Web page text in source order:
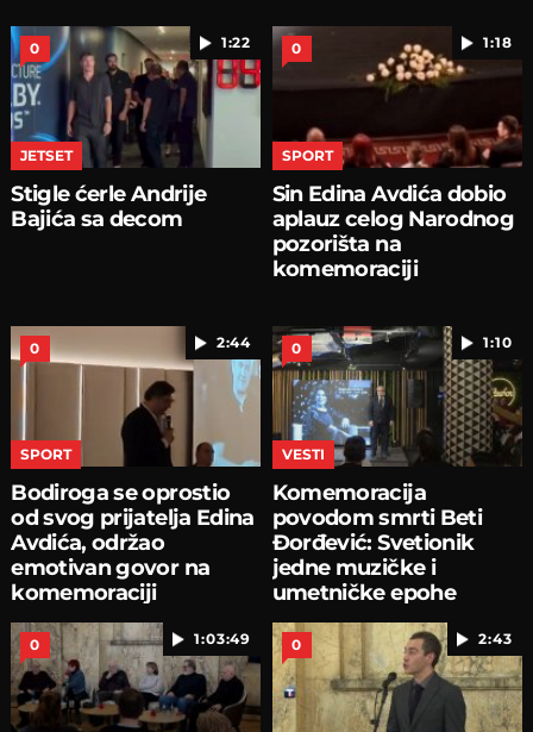
1:22
0
JETSET
Stigle ćerle Andrije
Bajića sa decom
1:18
0
SPORT
Sin Edina Avdića dobio
aplauz celog Narodnog
pozorišta na
komemoraciji
2:44
0
SPORT
Bodiroga se oprostio
od svog prijatelja Edina
Avdića, održao
emotivan govor na
komemoraciji
1:10
0
VESTI
Komemoracija
povodom smrti Beti
Đorđević: Svetionik
jedne muzičke i
umetničke epohe
1:03:49
0 2:43
0